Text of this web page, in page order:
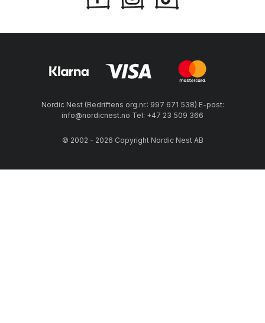
Nordic Nest (Bedriftens org.nr.: 997 671 538) E-post:
info@nordicnest.no Tel: +47 23 509 366
© 2002 - 2026 Copyright Nordic Nest AB